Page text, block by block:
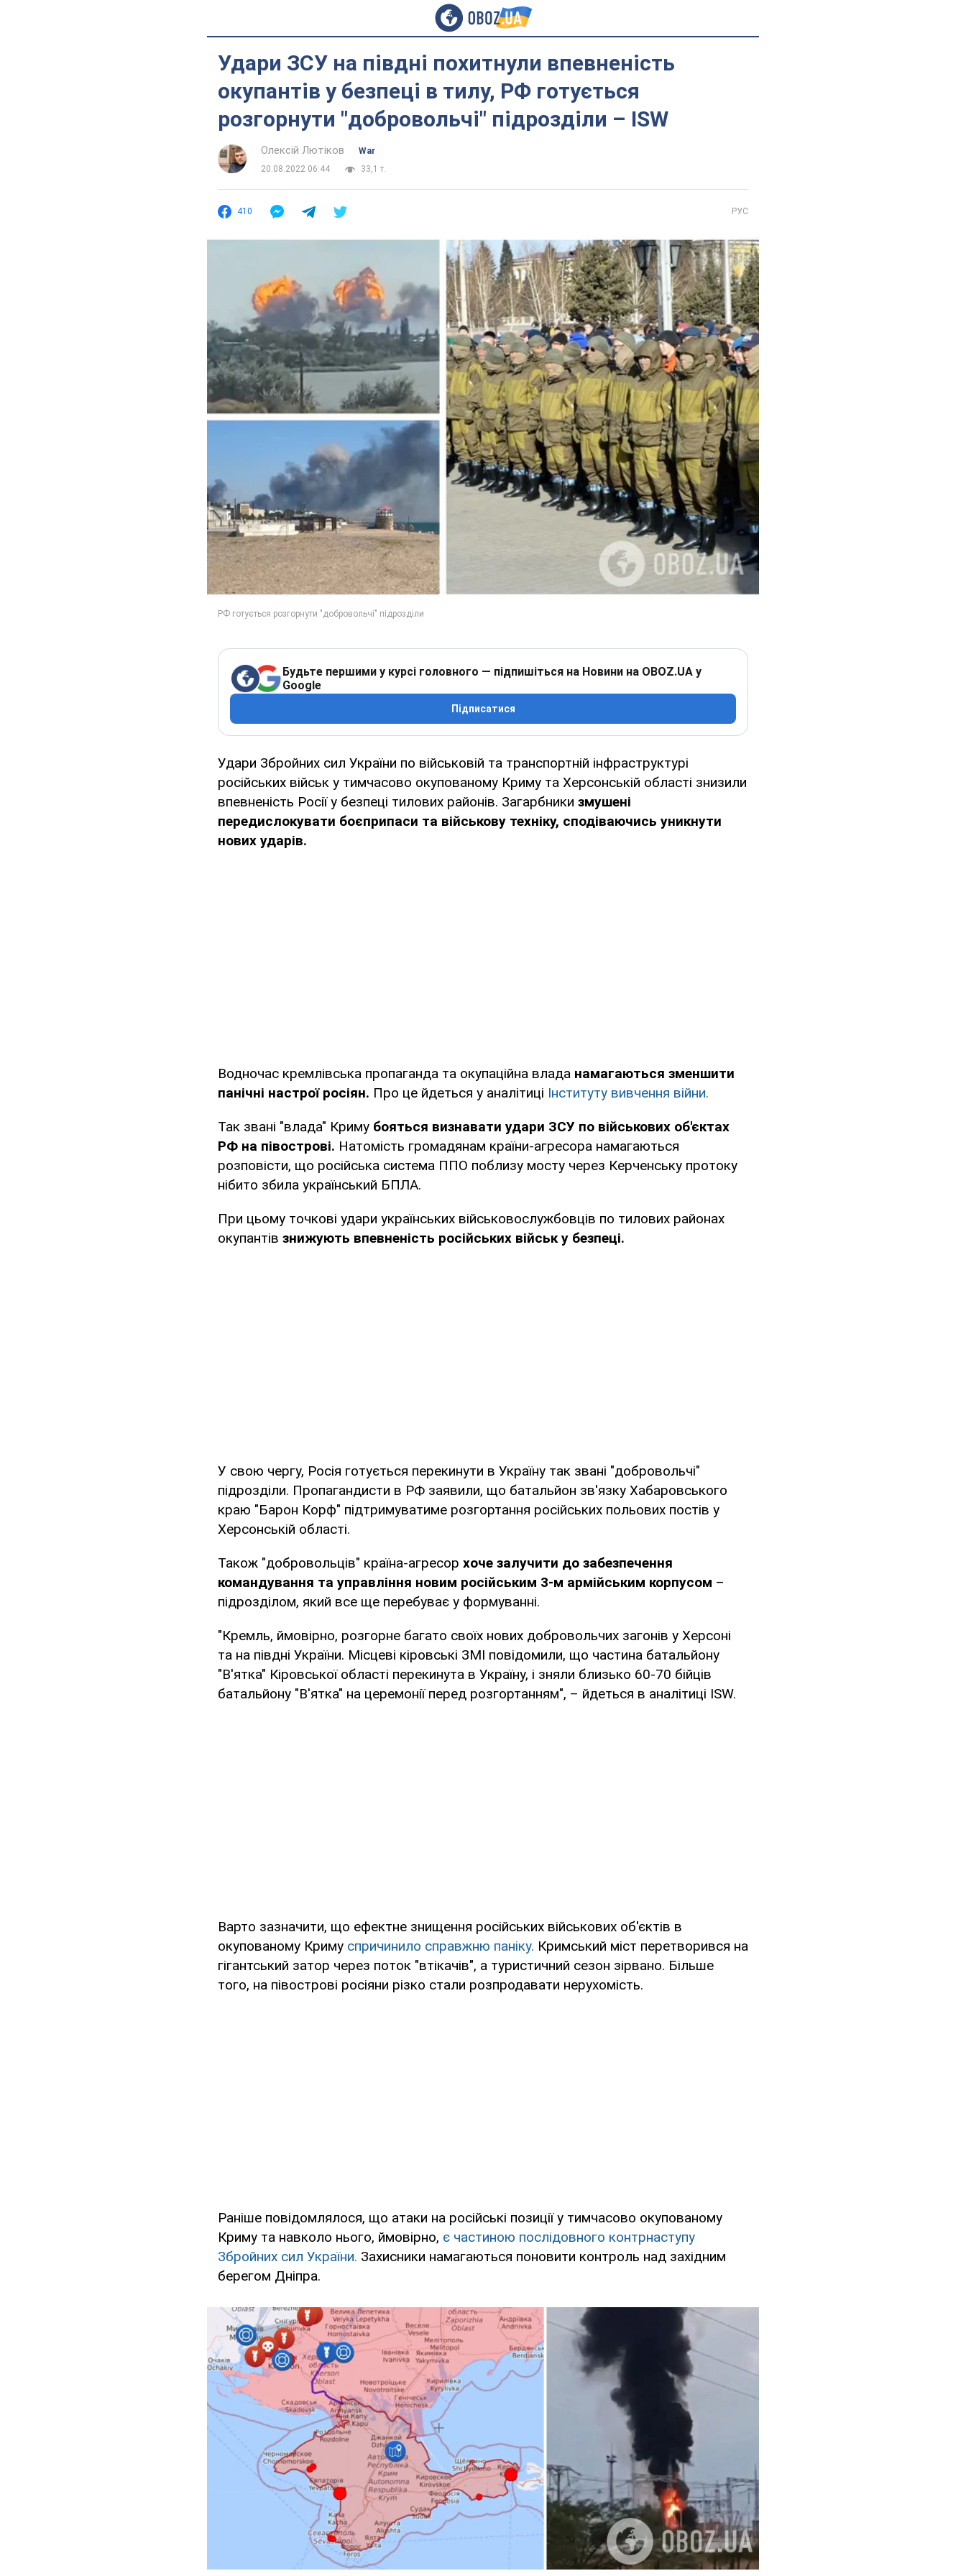
Удари ЗСУ на півдні похитнули впевненість
окупантів у безпеці в тилу, РФ готується
розгорнути "добровольчі" підрозділи – ISW
Олексій Лютіков
War
20.08.2022 06:44
33,1 т.
410 РУС
Будьте першими у курсі головного — підпишіться на Новини на OBOZ.UA у
Google
Підписатися
Удари Збройних сил України по військовій та транспортній інфраструктурі
російських військ у тимчасово окупованому Криму та Херсонській області знизили
впевненість Росії у безпеці тилових районів. Загарбники змушені
передислокувати боєприпаси та військову техніку, сподіваючись уникнути
нових ударів.
Водночас кремлівська пропаганда та окупаційна влада намагаються зменшити
панічні настрої росіян. Про це йдеться у аналітиці Інституту вивчення війни.
Так звані "влада" Криму бояться визнавати удари ЗСУ по військових об'єктах
РФ на півострові. Натомість громадянам країни-агресора намагаються
розповісти, що російська система ППО поблизу мосту через Керченську протоку
нібито збила український БПЛА.
При цьому точкові удари українських військовослужбовців по тилових районах
окупантів знижують впевненість російських військ у безпеці.
У свою чергу, Росія готується перекинути в Україну так звані "добровольчі"
підрозділи. Пропагандисти в РФ заявили, що батальйон зв'язку Хабаровського
краю "Барон Корф" підтримуватиме розгортання російських польових постів у
Херсонській області.
Також "добровольців" країна-агресор хоче залучити до забезпечення
командування та управління новим російським 3-м армійським корпусом –
підрозділом, який все ще перебуває у формуванні.
"Кремль, ймовірно, розгорне багато своїх нових добровольчих загонів у Херсоні
та на півдні України. Місцеві кіровські ЗМІ повідомили, що частина батальйону
"В'ятка" Кіровської області перекинута в Україну, і зняли близько 60-70 бійців
батальйону "В'ятка" на церемонії перед розгортанням", – йдеться в аналітиці ISW.
Варто зазначити, що ефектне знищення російських військових об'єктів в
окупованому Криму спричинило справжню паніку. Кримський міст перетворився на
гігантський затор через поток "втікачів", а туристичний сезон зірвано. Більше
того, на півострові росіяни різко стали розпродавати нерухомість.
Раніше повідомлялося, що атаки на російські позиції у тимчасово окупованому
Криму та навколо нього, ймовірно, є частиною послідовного контрнаступу
Збройних сил України. Захисники намагаються поновити контроль над західним
берегом Дніпра.